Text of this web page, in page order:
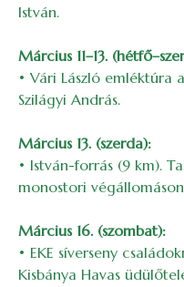
István.
Március 11–13.
• Vári László emléktúra
Szilágyi András.
Március 13. (szerda):
• István-forrás (9 km).
monostori
Március 16. (szombat):
• EKE síverseny
Kisbánya Havas